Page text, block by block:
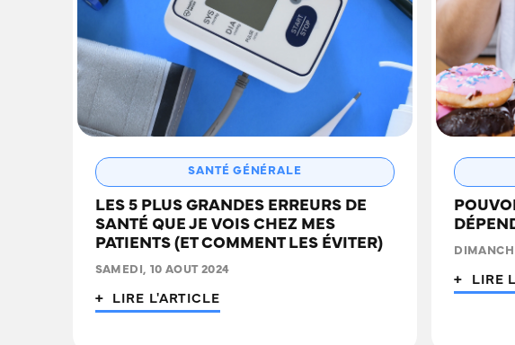
SANTÉ GÉNÉRALE
LES 5 PLUS GRANDES ERREURS DE
SANTÉ QUE JE VOIS CHEZ MES
PATIENTS (ET COMMENT LES ÉVITER)
SAMEDI, 10 AOUT 2024
+ LIRE L'ARTICLE
+ LIRE